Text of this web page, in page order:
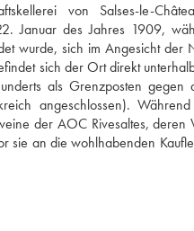
von Salses-le-
Januar des Jahres 1909,
wurde, sich im Angesicht
sich der Ort direkt
als Grenzposten
angeschlossen).
der AOC Rivesaltes,
an die wohlhabenden